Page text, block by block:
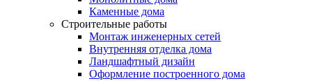
Каменные дома
Строительные работы
Монтаж инженерных сетей
Внутренняя отделка дома
Ландшафтный дизайн
Оформление построенного дома